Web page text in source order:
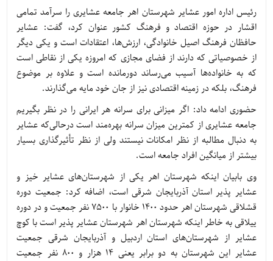
رئیس اداره امور عشایر شهرستان اهر جامعه عشایری را سرآمد تمامی
اقشار در حوزه اقتصاد و فرهنگ کشور عنوان کرد، گفت: عشایر
حافظان فرهنگ اصیل خانوادگی، ارزش‌ها، اعتقادات است و یکی دیگر
از خصوصیاتی که دارند از فضای مجازی که امروزه یکی از نقاطی است
که به خانواده‌ها آسیب می‌رساند دورمانده است و علاوه بر موضوع
فرهنگ، بلکه در زمینه اقتصادی نیز از جان خود مایه می‌گذارند.
حضوری ادامه داد: اگر میزانی برای سرانه هر ایرانی را در نظر بگیریم
جامعه عشایری از کمترین میزان سرانه بهره‌مند است درحالی‌که عشایر
به دنبال مطالبه از نظر امکانات نیستند ولی از نظر تأثیرگذاری بسیار
بیشتر از میانگین افراد جامعه است.
وی بابیان اینکه شهرستان اهر یکی از شهرستان‌های عشایر خیز و
عشایر پذیر استان آذربایجان شرقی است، اضافه کرد: جمعیت دوره
قشلاقی شهرستان اهر حدود 1400 خانوار با 7500 نفر جمعیت و در دوره
ییلاقی به خاطر اینکه شهرستان اهر شهرستان عشایر پذیر است با کوچ
عشایر از شهرستان‌های استان اردبیل و آذربایجان شرقی جمعیت
عشایر این شهرستان به دو برابر یعنی 14 هزار و 800 نفر جمعیت